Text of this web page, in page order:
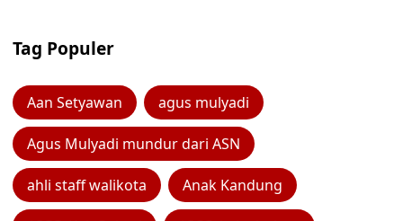
Tag Populer
Aan Setyawan agus mulyadi
Agus Mulyadi mundur dari ASN
ahli staff walikota Anak Kandung